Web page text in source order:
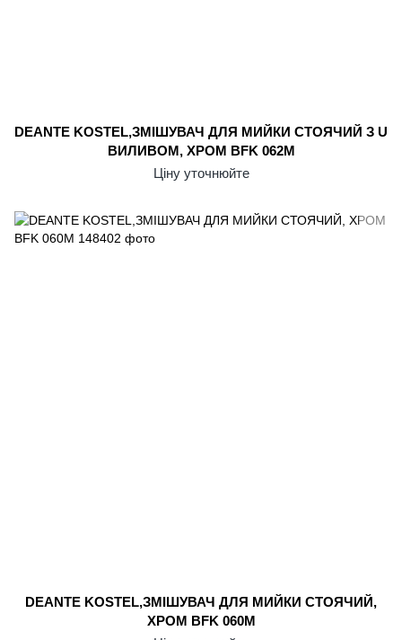
DEANTE KOSTEL,ЗМІШУВАЧ ДЛЯ МИЙКИ СТОЯЧИЙ З U
ВИЛИВОМ, ХРОМ BFK 062M
Ціну уточнюйте
DEANTE KOSTEL,ЗМІШУВАЧ ДЛЯ МИЙКИ СТОЯЧИЙ,
ХРОМ BFK 060M